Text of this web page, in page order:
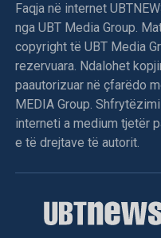
Faqja në internet
nga UBT Media Group.
copyright të UBT Media
rezervuara. Ndalohet
paautorizuar në çfarëdo
MEDIA Group.
interneti a medium tjetër
e të drejtave të autorit.